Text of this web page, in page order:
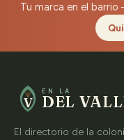
Tu marca en el
V
EN LA
DEL
El directorio de la